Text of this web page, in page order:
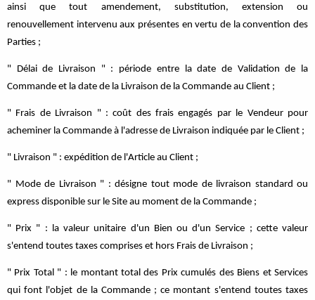
ainsi que tout amendement, substitution, extension ou
renouvellement intervenu aux présentes en vertu de la convention des
Parties ;
" Délai de Livraison " : période entre la date de Validation de la
Commande et la date de la Livraison de la Commande au Client ;
" Frais de Livraison " : coût des frais engagés par le Vendeur pour
acheminer la Commande à l'adresse de Livraison indiquée par le Client ;
" Livraison " : expédition de l'Article au Client ;
" Mode de Livraison " : désigne tout mode de livraison standard ou
express disponible sur le Site au moment de la Commande ;
" Prix " : la valeur unitaire d'un Bien ou d'un Service ; cette valeur
s'entend toutes taxes comprises et hors Frais de Livraison ;
" Prix Total " : le montant total des Prix cumulés des Biens et Services
qui font l'objet de la Commande ; ce montant s'entend toutes taxes